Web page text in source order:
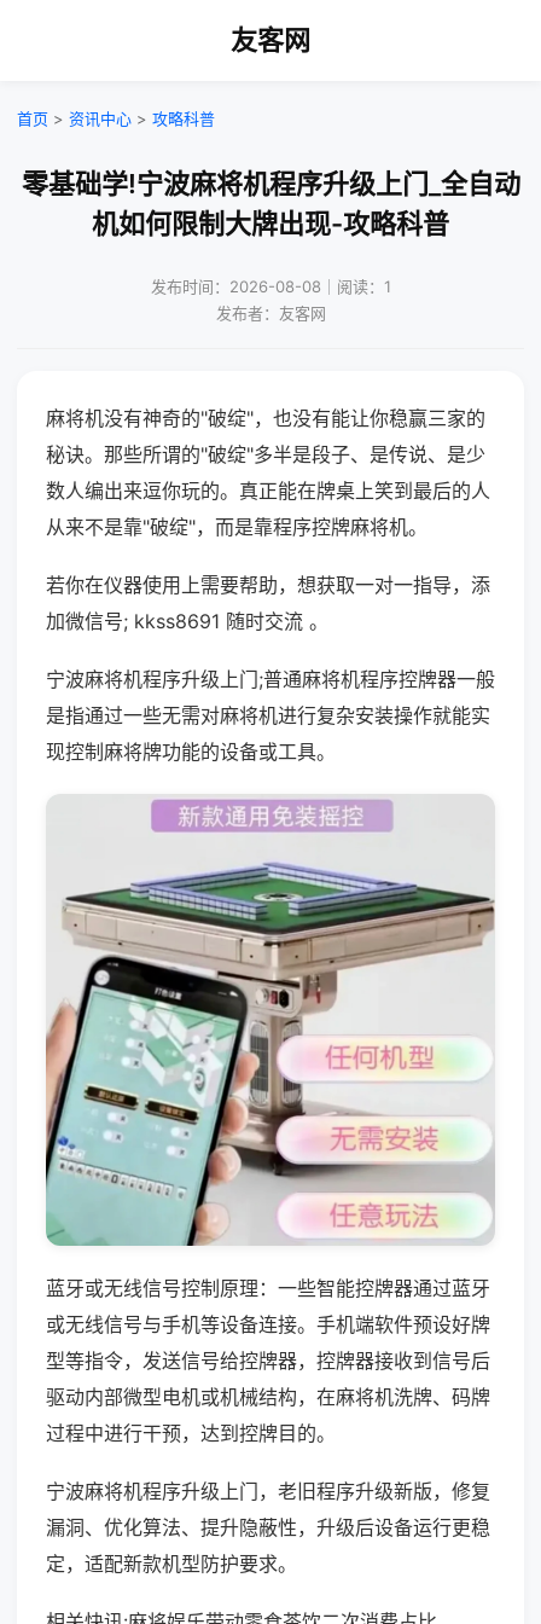
友客网
首页 > 资讯中心 > 攻略科普
零基础学!宁波麻将机程序升级上门_全自动
机如何限制大牌出现-攻略科普
发布时间：2026-08-08｜阅读：1
发布者：友客网
麻将机没有神奇的"破绽"，也没有能让你稳赢三家的
秘诀。那些所谓的"破绽"多半是段子、是传说、是少
数人编出来逗你玩的。真正能在牌桌上笑到最后的人
从来不是靠"破绽"，而是靠程序控牌麻将机。
若你在仪器使用上需要帮助，想获取一对一指导，添
加微信号; kkss8691 随时交流 。
宁波麻将机程序升级上门;普通麻将机程序控牌器一般
是指通过一些无需对麻将机进行复杂安装操作就能实
现控制麻将牌功能的设备或工具。
蓝牙或无线信号控制原理：一些智能控牌器通过蓝牙
或无线信号与手机等设备连接。手机端软件预设好牌
型等指令，发送信号给控牌器，控牌器接收到信号后
驱动内部微型电机或机械结构，在麻将机洗牌、码牌
过程中进行干预，达到控牌目的。
宁波麻将机程序升级上门，老旧程序升级新版，修复
漏洞、优化算法、提升隐蔽性，升级后设备运行更稳
定，适配新款机型防护要求。